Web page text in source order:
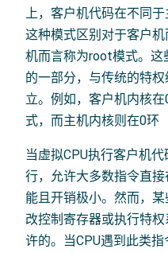
上，客户机代码在不同于
这种模式区别对于客户
机而言称为root模式。这
的一部分，与传统的特
立。例如，客户机内核
式，而主机内核则在0环
当虚拟CPU执行客户机
行，允许大多数指令直
能且开销极小。然而，
改控制寄存器或执行特
许的。当CPU遇到此类